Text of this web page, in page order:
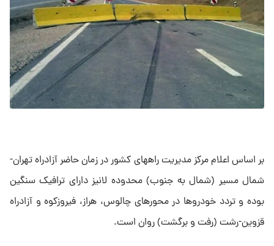
بر اساس اعلام مرکز مدیریت راههای کشور در زمان حاضر آزادراه تهران-
شمال مسیر (شمال به جنوب) محدوده لانیز دارای ترافیک سنگین
بوده و تردد خودروها در محورهای چالوس، هراز، فیروزکوه و آزادراه
قزوین-رشت (رفت و برگشت) روان است.